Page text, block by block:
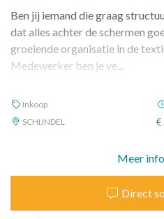
Ben jij iemand die graag
dat alles achter de schermen
groeiende organisatie in de
Medewerker ben je ve...
Inkoop
SCHIJNDEL
Meer
Direct